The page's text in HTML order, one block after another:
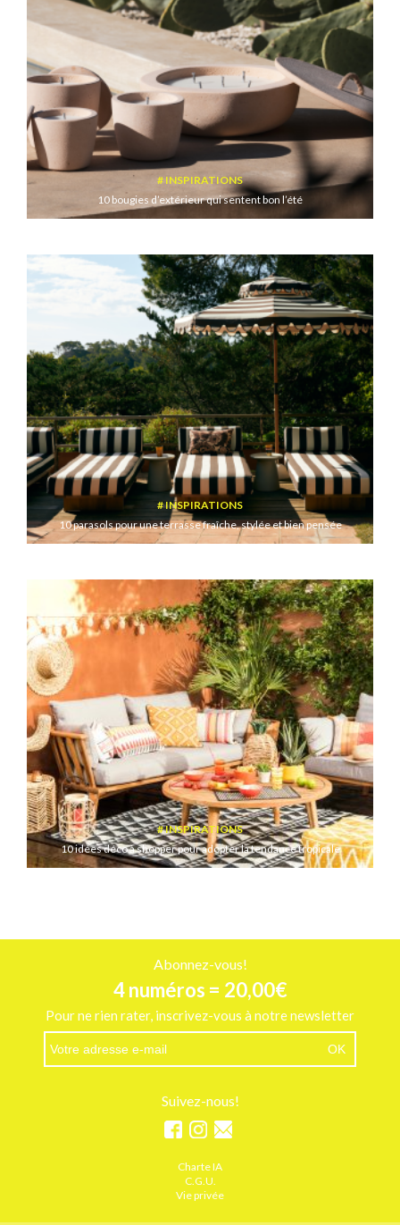
INSPIRATIONS
10 bougies d’extérieur qui sentent bon l’été
INSPIRATIONS
10 parasols pour une terrasse fraîche, stylée et bien pensée
INSPIRATIONS
10 idées déco à shopper pour adopter la tendance tropicale
Abonnez-vous!
4 numéros = 20,00€
Pour ne rien rater, inscrivez-vous à notre newsletter
Suivez-nous!
Charte IA
C.G.U.
Vie privée